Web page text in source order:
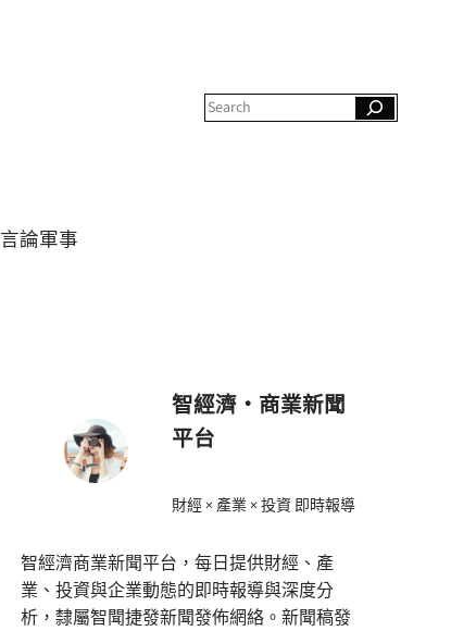
c
言論軍事
智經濟・商業新聞
平台
財經 × 產業 × 投資 即時報導
智經濟商業新聞平台，每日提供財經、產
業、投資與企業動態的即時報導與深度分
析，隸屬智聞捷發新聞發佈網絡。新聞稿發